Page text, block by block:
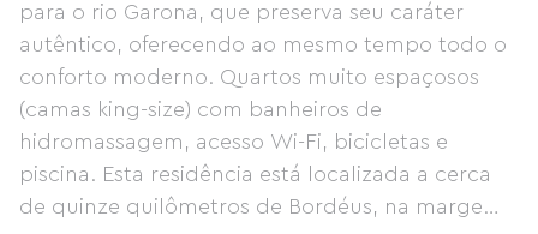
para o rio Garona, que preserva seu caráter
autêntico, oferecendo ao mesmo tempo todo o
conforto moderno. Quartos muito espaçosos
(camas king-size) com banheiros de
hidromassagem, acesso Wi-Fi, bicicletas e
piscina. Esta residência está localizada a cerca
de quinze quilômetros de Bordéus, na margem